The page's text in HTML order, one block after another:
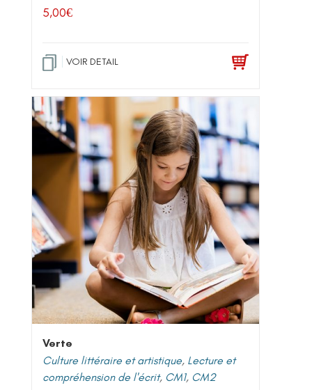
5,00€
VOIR DETAIL
Verte
Culture littéraire et artistique, Lecture et
compréhension de l'écrit, CM1, CM2